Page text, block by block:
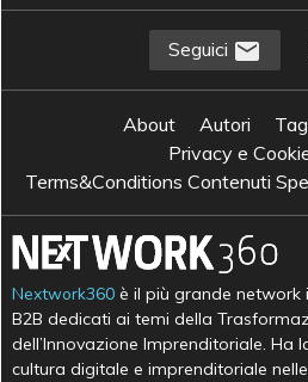
Seguici
About Autori
Privacy e
Terms&Conditions Contenuti
Nextwork360 è il più grande
B2B dedicati ai temi della
dell’Innovazione Imprenditoriale. Ha
cultura digitale e imprenditoriale